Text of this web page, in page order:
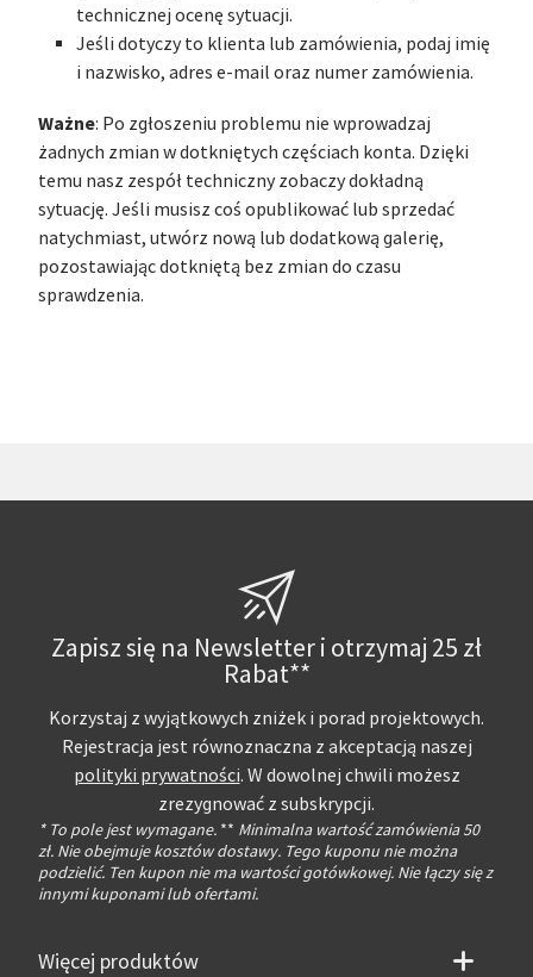
technicznej ocenę sytuacji.
Jeśli dotyczy to klienta lub zamówienia, podaj imię
i nazwisko, adres e-mail oraz numer zamówienia.
Ważne: Po zgłoszeniu problemu nie wprowadzaj
żadnych zmian w dotkniętych częściach konta. Dzięki
temu nasz zespół techniczny zobaczy dokładną
sytuację. Jeśli musisz coś opublikować lub sprzedać
natychmiast, utwórz nową lub dodatkową galerię,
pozostawiając dotkniętą bez zmian do czasu
sprawdzenia.
Zapisz się na Newsletter i otrzymaj 25 zł
Rabat**
Korzystaj z wyjątkowych zniżek i porad projektowych.
Rejestracja jest równoznaczna z akceptacją naszej
polityki prywatności. W dowolnej chwili możesz
zrezygnować z subskrypcji.
* To pole jest wymagane. ** Minimalna wartość zamówienia 50
zł. Nie obejmuje kosztów dostawy. Tego kuponu nie można
podzielić. Ten kupon nie ma wartości gotówkowej. Nie łączy się z
innymi kuponami lub ofertami.
Więcej produktów